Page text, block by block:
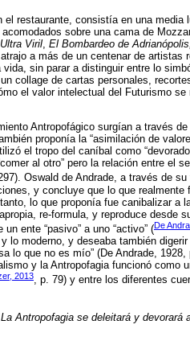
el restaurante, consistía en una media
sobre una cama de
Ultra Viril, El Bombardeo de
a más de un centenar de artistas
sin parar a distinguir entre lo
un collage de cartas personales,
el valor intelectual del Futurismo
Antropofágico surgían a través
proponía la “asimilación de
el tropo del caníbal como
al otro” pero la relación entre el
Oswald de Andrade, a través de
y concluye que lo que realmente
lo que proponía fue canibalizar a
re-formula, y reproduce desde
ente “pasivo” a uno “activo” (De
lo moderno, y deseaba también
lo que no es mío” (De Andrade, 1928,
y la Antropofagia funcionó como
2013, p. 79) y entre los diferentes
Antropofagia se deleitará y devorará